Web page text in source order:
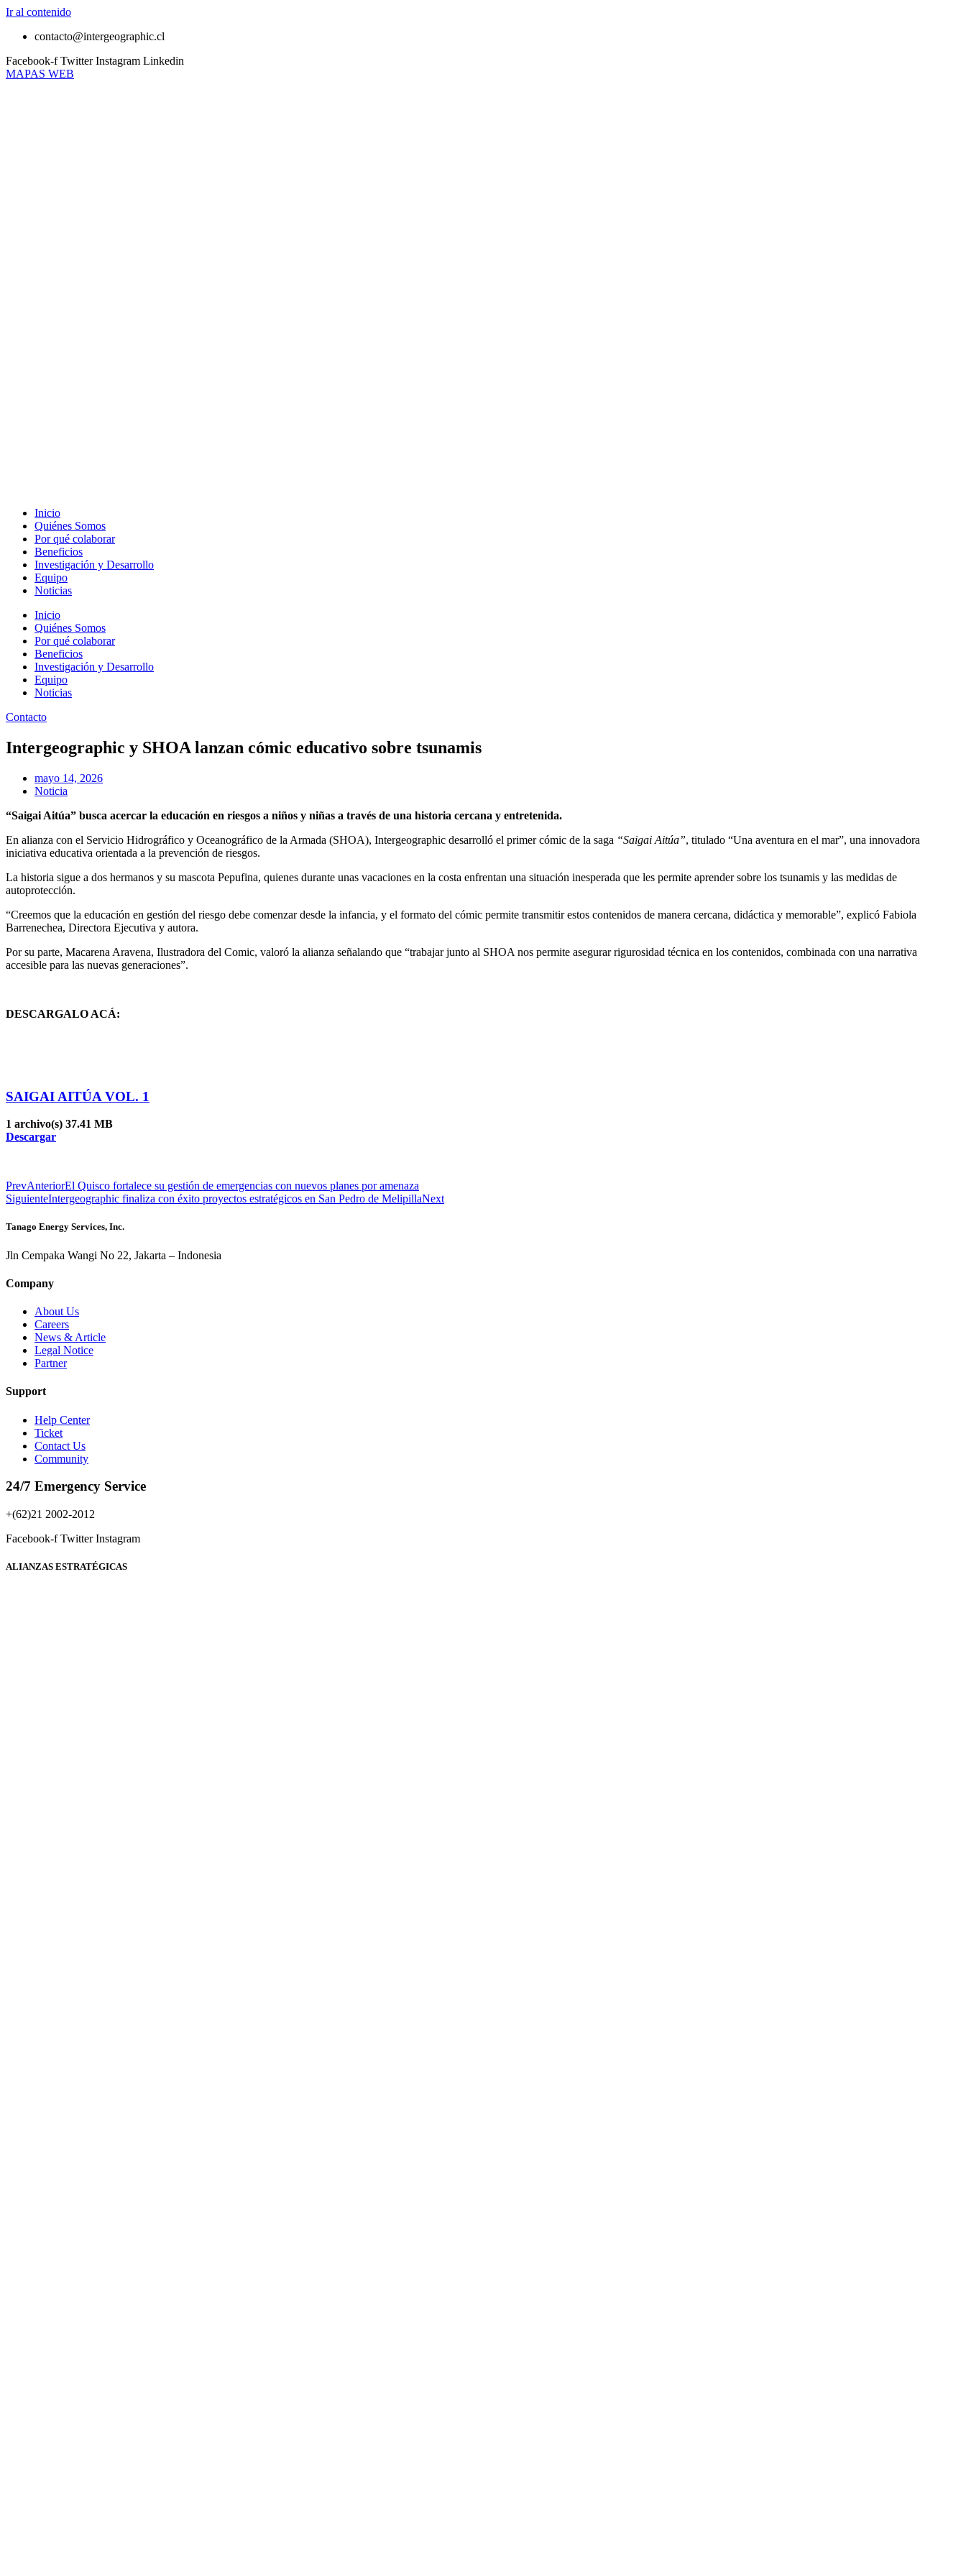
Ir al contenido
contacto@intergeographic.cl
Facebook-f Twitter Instagram Linkedin
MAPAS WEB
Inicio
Quiénes Somos
Por qué colaborar
Beneficios
Investigación y Desarrollo
Equipo
Noticias
Inicio
Quiénes Somos
Por qué colaborar
Beneficios
Investigación y Desarrollo
Equipo
Noticias
Contacto
Intergeographic y SHOA lanzan cómic educativo sobre tsunamis
mayo 14, 2026
Noticia
“Saigai Aitúa” busca acercar la educación en riesgos a niños y niñas a través de una historia cercana y entretenida.
En alianza con el Servicio Hidrográfico y Oceanográfico de la Armada (SHOA), Intergeographic desarrolló el primer cómic de la saga “Saigai Aitúa”, titulado “Una aventura en el mar”, una innovadora
iniciativa educativa orientada a la prevención de riesgos.
La historia sigue a dos hermanos y su mascota Pepufina, quienes durante unas vacaciones en la costa enfrentan una situación inesperada que les permite aprender sobre los tsunamis y las medidas de
autoprotección.
“Creemos que la educación en gestión del riesgo debe comenzar desde la infancia, y el formato del cómic permite transmitir estos contenidos de manera cercana, didáctica y memorable”, explicó Fabiola
Barrenechea, Directora Ejecutiva y autora.
Por su parte, Macarena Aravena, Ilustradora del Comic, valoró la alianza señalando que “trabajar junto al SHOA nos permite asegurar rigurosidad técnica en los contenidos, combinada con una narrativa
accesible para las nuevas generaciones”.
DESCARGALO ACÁ:
SAIGAI AITÚA VOL. 1
1 archivo(s) 37.41 MB
Descargar
PrevAnteriorEl Quisco fortalece su gestión de emergencias con nuevos planes por amenaza
SiguienteIntergeographic finaliza con éxito proyectos estratégicos en San Pedro de MelipillaNext
Tanago Energy Services, Inc.
Jln Cempaka Wangi No 22, Jakarta – Indonesia
Company
About Us
Careers
News & Article
Legal Notice
Partner
Support
Help Center
Ticket
Contact Us
Community
24/7 Emergency Service
+(62)21 2002-2012
Facebook-f Twitter Instagram
ALIANZAS ESTRATÉGICAS​